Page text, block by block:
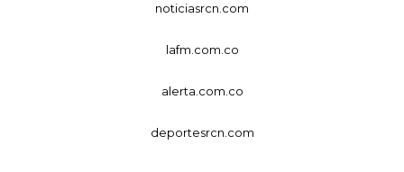
noticiasrcn.com
lafm.com.co
alerta.com.co
deportesrcn.com